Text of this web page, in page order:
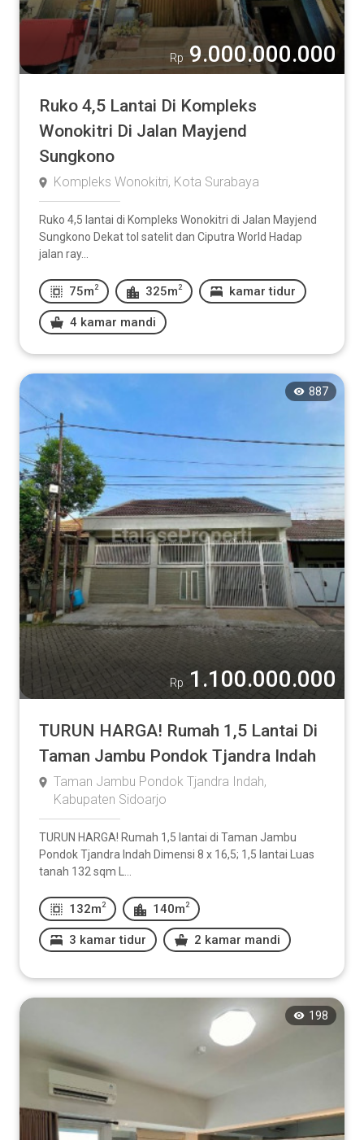
Rp 9.000.000.000
Ruko 4,5 Lantai Di Kompleks
Wonokitri Di Jalan Mayjend
Sungkono
Kompleks Wonokitri, Kota Surabaya
Ruko 4,5 lantai di Kompleks Wonokitri di Jalan Mayjend
Sungkono Dekat tol satelit dan Ciputra World Hadap
jalan ray...
75m 2 325m 2 kamar tidur
4 kamar mandi
887
Rp 1.100.000.000
TURUN HARGA! Rumah 1,5 Lantai Di
Taman Jambu Pondok Tjandra Indah
Taman Jambu Pondok Tjandra Indah,
Kabupaten Sidoarjo
TURUN HARGA! Rumah 1,5 lantai di Taman Jambu
Pondok Tjandra Indah Dimensi 8 x 16,5; 1,5 lantai Luas
tanah 132 sqm L...
132m 2 140m 2
3 kamar tidur 2 kamar mandi
198